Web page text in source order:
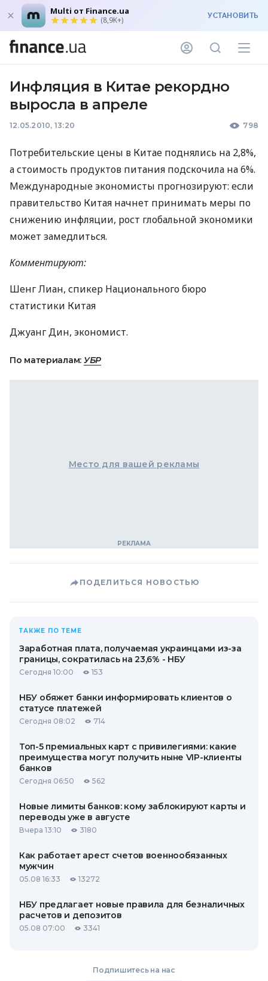
Multi от Finance.ua
(8,9K+) УСТАНОВИТЬ
Инфляция в Китае рекордно
выросла в апреле
12.05.2010, 13:20 798
Потребительские цены в Китае поднялись на 2,8%,
а стоимость продуктов питания подскочила на 6%.
Международные экономисты прогнозируют: если
правительство Китая начнет принимать меры по
снижению инфляции, рост глобальной экономики
может замедлиться.
Комментируют:
Шенг Лиан, спикер Национального бюро
статистики Китая
Джуанг Дин, экономист.
По материалам: УБР
Место для вашей рекламы
ПОДЕЛИТЬСЯ НОВОСТЬЮ
ТАКЖЕ ПО ТЕМЕ
Заработная плата, получаемая украинцами из-за
границы, сократилась на 23,6% - НБУ
Сегодня 10:00 153
НБУ обяжет банки информировать клиентов о
статусе платежей
Сегодня 08:02 714
Топ-5 премиальных карт с привилегиями: какие
преимущества могут получить ныне VIP-клиенты
банков
Сегодня 06:50 562
Новые лимиты банков: кому заблокируют карты и
переводы уже в августе
Вчера 13:10 3180
Как работает арест счетов военнообязанных
мужчин
05.08 16:33 13272
НБУ предлагает новые правила для безналичных
расчетов и депозитов
05.08 07:00 3341
Подпишитесь на нас